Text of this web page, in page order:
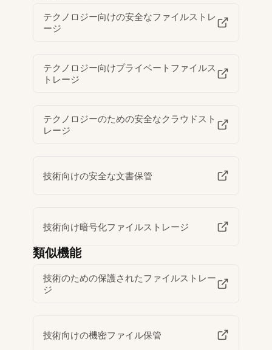
テクノロジー向けの安全なファイルストレ
ージ
テクノロジー向けプライベートファイルス
トレージ
テクノロジーのための安全なクラウドスト
レージ
技術向けの安全な文書保管
技術向け暗号化ファイルストレージ
類似機能
技術のための保護されたファイルストレー
ジ
技術向けの機密ファイル保管